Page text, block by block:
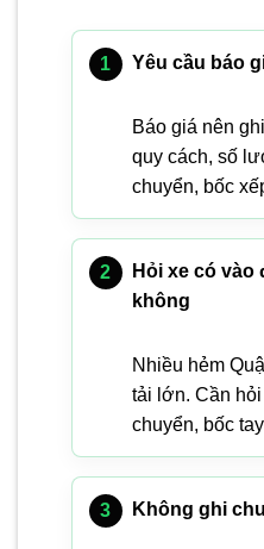
Yêu cầu báo
Báo giá nên
quy cách, số
chuyển, bốc
Hỏi xe có
không
Nhiều hẻm
tải lớn. Cần
chuyển, bốc
Không ghi